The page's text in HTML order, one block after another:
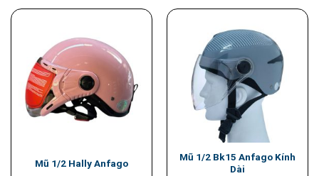
Mũ 1/2 Hally Anfago
Mũ 1/2 Bk15 Anfago Kính
Dài